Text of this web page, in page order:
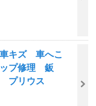
キズ 車へこ
プ修理 鈑
リウス